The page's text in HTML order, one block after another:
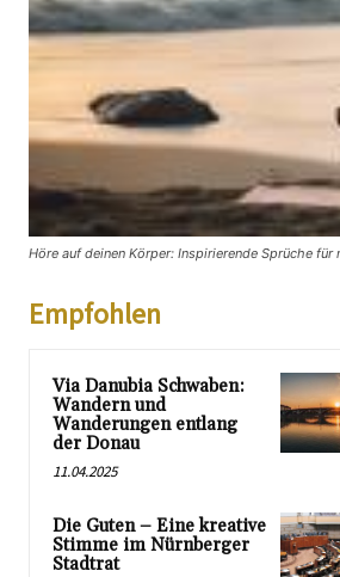
Höre auf deinen Körper: Inspirierende Sprüche
Empfohlen
Via Danubia Schwaben:
Wandern und
Wanderungen entlang
der Donau
11.04.2025
Die Guten – Eine kreative
Stimme im Nürnberger
Stadtrat